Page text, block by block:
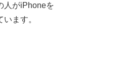
人がiPhoneを
います。